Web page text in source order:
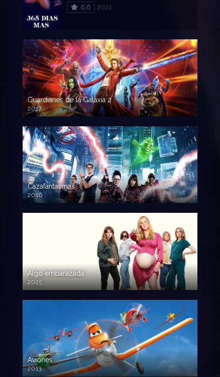
6.6
2022
Guardianes de la Galaxia 2
2017
720p HD
Cazafantasmas
2016
720p HD
Algo embarazada
2025
720p HD
Aviones
2013
720 HD